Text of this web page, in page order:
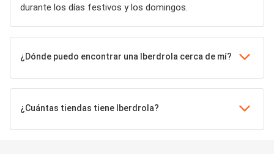
durante los días festivos y los domingos.
¿Dónde puedo encontrar una Iberdrola cerca de mí?
¿Cuántas tiendas tiene Iberdrola?